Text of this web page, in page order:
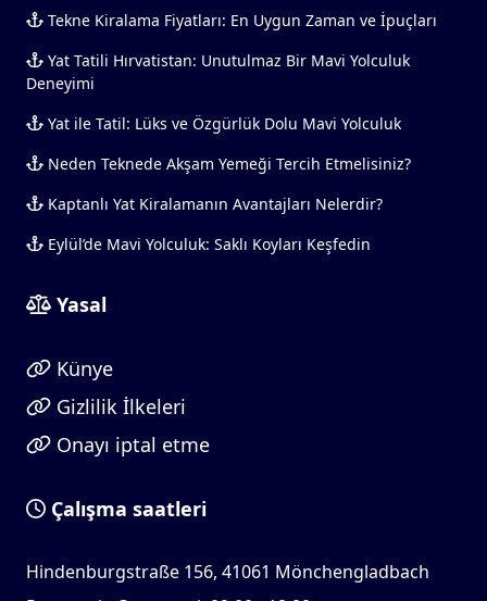
Tekne Kiralama Fiyatları: En Uygun Zaman ve İpuçları
Yat Tatili Hırvatistan: Unutulmaz Bir Mavi Yolculuk
Deneyimi
Yat ile Tatil: Lüks ve Özgürlük Dolu Mavi Yolculuk
Neden Teknede Akşam Yemeği Tercih Etmelisiniz?
Kaptanlı Yat Kiralamanın Avantajları Nelerdir?
Eylül’de Mavi Yolculuk: Saklı Koyları Keşfedin
Yasal
Künye
Gizlilik İlkeleri
Onayı iptal etme
Çalışma saatleri
Hindenburgstraße 156, 41061 Mönchengladbach